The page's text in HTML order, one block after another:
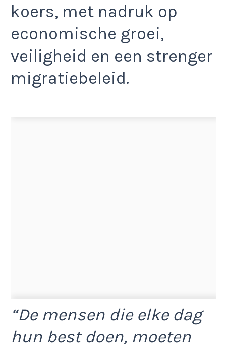
koers, met nadruk op
economische groei,
veiligheid en een strenger
migratiebeleid.
“De mensen die elke dag
hun best doen, moeten